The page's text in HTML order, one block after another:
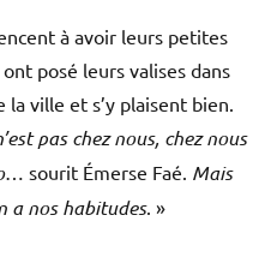
à avoir leurs petites
posé leurs valises dans
la ville et s’y plaisent bien.
pas chez nous, chez nous
… sourit Émerse Faé. Mais
a nos habitudes. »